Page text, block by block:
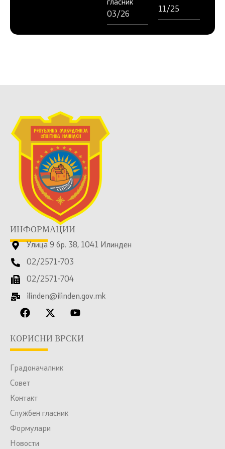
гласник
03/26
11/25
ИНФОРМАЦИИ
Улица 9 бр. 38, 1041 Илинден
02/2571-703
02/2571-704
ilinden@ilinden.gov.mk
КОРИСНИ ВРСКИ
Градоначалник
Совет
Контакт
Службен гласник
Формулари
Новости